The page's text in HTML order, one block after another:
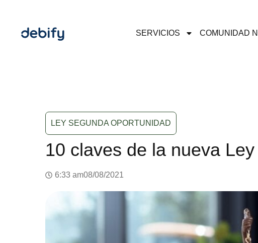
SERVICIOS COMUNIDAD
LEY SEGUNDA OPORTUNIDAD
10 claves de la nueva
6:33 am08/08/2021